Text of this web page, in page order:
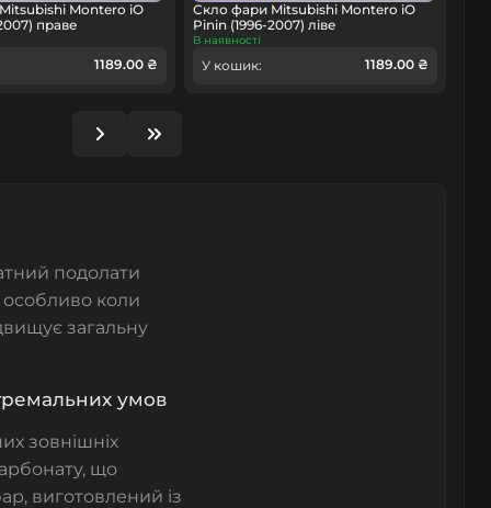
Montero iO
праве
1189.00 ₴
Скло фари Mitsubishi Montero iO
Pinin (1996-2007) ліве
В наявності
У кошик: 1189.00 ₴
подолати
особливо коли
загальну
умов
зовнішніх
, що
, виготовлений із